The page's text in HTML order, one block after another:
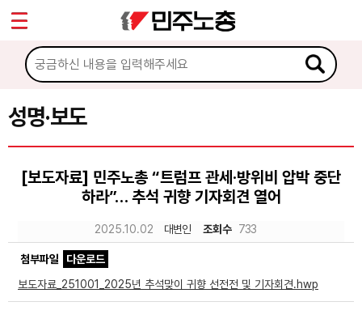
성명·보도
[보도자료] 민주노총 “트럼프 관세·방위비 압박 중단
하라”… 추석 귀향 기자회견 열어
2025.10.02 대변인 조회수 733
첨부파일
다운로드
보도자료_251001_2025년 추석맞이 귀향 선전전 및 기자회견.hwp
마이페이지
소개
소식
공지사항
성명·보도
노동상담
자료
Sketchbook5, 스케치북5
Sketchbook5, 스케치북5